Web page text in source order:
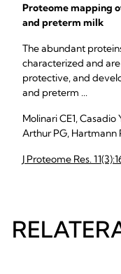
Proteome mapping
and preterm milk
The abundant
characterized and
protective, and
and preterm ...
Molinari CE1,
Arthur PG, Hartmann
J Proteome Res.